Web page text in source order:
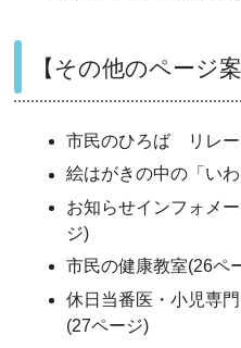
【その他のページ
市民のひろば リレー
絵はがきの中の「い
お知らせインフォメ
ジ)
市民の健康教室(26ペ
休日当番医・小児専
(27ページ)